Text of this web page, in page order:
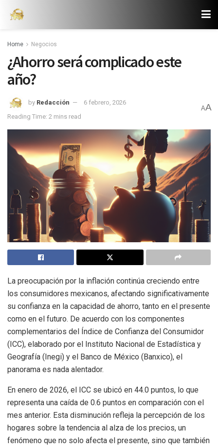
Home Negocios
¿Ahorro será complicado este
año?
by Redacción
6 febrero, 2026
Reading Time: 2 mins read
AA
La preocupación por la inflación continúa creciendo entre
los consumidores mexicanos, afectando significativamente
su confianza en la capacidad de ahorro, tanto en el presente
como en el futuro. De acuerdo con los componentes
complementarios del Índice de Confianza del Consumidor
(ICC), elaborado por el Instituto Nacional de Estadística y
Geografía (Inegi) y el Banco de México (Banxico), el
panorama es nada alentador.
En enero de 2026, el ICC se ubicó en 44.0 puntos, lo que
representa una caída de 0.6 puntos en comparación con el
mes anterior. Esta disminución refleja la percepción de los
hogares sobre la tendencia al alza de los precios, un
fenómeno que no solo afecta el presente, sino que también